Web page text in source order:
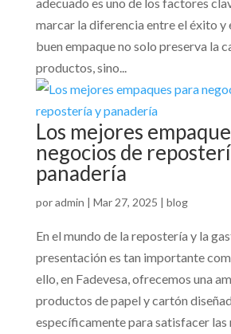
marcar la diferencia entre el éxito y
buen empaque no solo preserva la
productos, sino...
Los mejores
negocios de
panadería
poradmin | Mar 27, 2025 | blog
En el mundo de la repostería y la
presentación es tan importante
ello, en Fadevesa, ofrecemos una
productos de papel y cartón
específicamente para satisfacer las